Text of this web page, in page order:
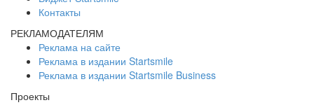
Контакты
РЕКЛАМОДАТЕЛЯМ
Реклама на сайте
Реклама в издании Startsmile
Реклама в издании Startsmile Business
Проекты